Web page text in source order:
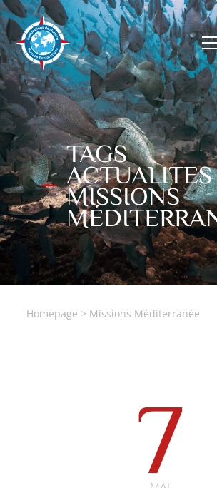
TAGS
MISSIONS
Homepage > Missions Méditerranée
7